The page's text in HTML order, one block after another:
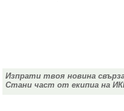
Изпрати твоя новина
Стани част от екипиа на